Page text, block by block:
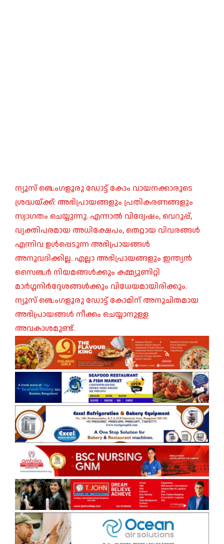
ന്യൂസ് ബെംഗളൂരു ഡോട്ട് കോം വായനക്കാരുടെ
ശ്രദ്ധയ്ക്ക്: അഭിപ്രായങ്ങളും പ്രതികരണങ്ങളും
സ്വാഗതം ചെയ്യുന്നു. എന്നാൽ വിദ്വേഷം, വെറുപ്പ്,
വ്യക്തിപരമായ അധിക്ഷേപം, തെറ്റായ വിവരങ്ങൾ
എന്നിവ ഉൾപ്പെടുന്ന അഭിപ്രായങ്ങൾ
അനുവദിക്കില്ല. എല്ലാ അഭിപ്രായങ്ങളും ഇന്ത്യൻ
സൈബർ നിയമങ്ങൾക്കും കമ്മ്യൂണിറ്റി
മാർഗ്ഗനിർദ്ദേശങ്ങൾക്കും വിധേയമായിരിക്കും.
ന്യൂസ് ബെംഗളൂരു ഡോട്ട് കോമിന് അനുചിതമായ
അഭിപ്രായങ്ങൾ നീക്കം ചെയ്യാനുള്ള
അവകാശമുണ്ട്.